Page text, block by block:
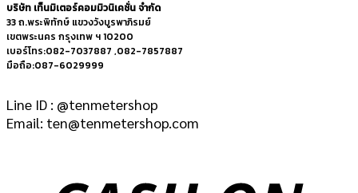
บริษัท เท็นมิเตอร์คอมมิวนิเคชั่น จำกัด
33 ถ.พระพิทักษ์ แขวงวังบูรพาภิรมย์
เขตพระนคร กรุงเทพ ฯ 10200
เบอร์โทร:082-7037887 ,082-7857887
มือถือ:087-6029999
Line ID : @tenmetershop
Email: ten@tenmetershop.com